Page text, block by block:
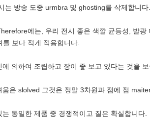
는 방송 도중 urmbra 및 ghosting를 삭제합니다.
에는, 우리 전시 좋은 색깔 균등성, 발
보다 적게 적용합니다.
에 의하여 조립하고 장이 좋 보고 있다는 것을
은 slolved 그것은 정말 3차원과 점에 점
동일한 제품 중 경쟁적이고 질은 확실합니다.